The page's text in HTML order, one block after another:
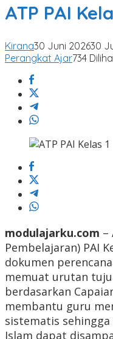
ATP PAI
Kirana30 Juni 202630
Perangkat Ajar734
modulajarku.com –
Pembelajaran) PAI
dokumen
memuat urutan
berdasarkan
membantu guru
sistematis
Islam dapat